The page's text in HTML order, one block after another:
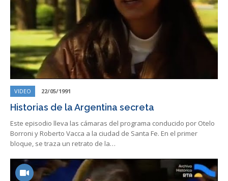
VIDEO 22/05/1991
Historias de la Argentina secreta
Este episodio lleva las cámaras del programa conducido por Otelo
Borroni y Roberto Vacca a la ciudad de Santa Fe. En el primer
bloque, se traza un retrato de la…